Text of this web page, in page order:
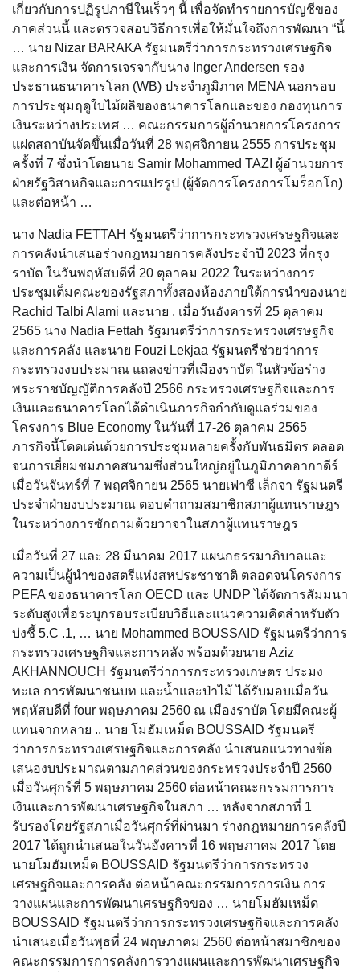
เกี่ยวกับการปฏิรูปภาษีในเร็วๆ นี้ เพื่อจัดทำรายการบัญชีของ
ภาคส่วนนี้ และตรวจสอบวิธีการเพื่อให้มั่นใจถึงการพัฒนา “นี้
… นาย Nizar BARAKA รัฐมนตรีว่าการกระทรวงเศรษฐกิจ
และการเงิน จัดการเจรจากับนาง Inger Andersen รอง
ประธานธนาคารโลก (WB) ประจำภูมิภาค MENA นอกรอบ
การประชุมฤดูใบไม้ผลิของธนาคารโลกและของ กองทุนการ
เงินระหว่างประเทศ … คณะกรรมการผู้อำนวยการโครงการ
แฝดสถาบันจัดขึ้นเมื่อวันที่ 28 พฤศจิกายน 2555 การประชุม
ครั้งที่ 7 ซึ่งนำโดยนาย Samir Mohammed TAZI ผู้อำนวยการ
ฝ่ายรัฐวิสาหกิจและการแปรรูป (ผู้จัดการโครงการโมร็อกโก)
และต่อหน้า …
นาง Nadia FETTAH รัฐมนตรีว่าการกระทรวงเศรษฐกิจและ
การคลังนำเสนอร่างกฎหมายการคลังประจำปี 2023 ที่กรุง
ราบัต ในวันพฤหัสบดีที่ 20 ตุลาคม 2022 ในระหว่างการ
ประชุมเต็มคณะของรัฐสภาทั้งสองห้องภายใต้การนำของนาย
Rachid Talbi Alami และนาย . เมื่อวันอังคารที่ 25 ตุลาคม
2565 นาง Nadia Fettah รัฐมนตรีว่าการกระทรวงเศรษฐกิจ
และการคลัง และนาย Fouzi Lekjaa รัฐมนตรีช่วยว่าการ
กระทรวงงบประมาณ แถลงข่าวที่เมืองราบัต ในหัวข้อร่าง
พระราชบัญญัติการคลังปี 2566 กระทรวงเศรษฐกิจและการ
เงินและธนาคารโลกได้ดำเนินภารกิจกำกับดูแลร่วมของ
โครงการ Blue Economy ในวันที่ 17-26 ตุลาคม 2565
ภารกิจนี้โดดเด่นด้วยการประชุมหลายครั้งกับพันธมิตร ตลอด
จนการเยี่ยมชมภาคสนามซึ่งส่วนใหญ่อยู่ในภูมิภาคอากาดีร์
เมื่อวันจันทร์ที่ 7 พฤศจิกายน 2565 นายเฟาซี เล็กจา รัฐมนตรี
ประจำฝ่ายงบประมาณ ตอบคำถามสมาชิกสภาผู้แทนราษฎร
ในระหว่างการซักถามด้วยวาจาในสภาผู้แทนราษฎร
เมื่อวันที่ 27 และ 28 มีนาคม 2017 แผนกธรรมาภิบาลและ
ความเป็นผู้นำของสตรีแห่งสหประชาชาติ ตลอดจนโครงการ
PEFA ของธนาคารโลก OECD และ UNDP ได้จัดการสัมมนา
ระดับสูงเพื่อระบุกรอบระเบียบวิธีและแนวความคิดสำหรับตัว
บ่งชี้ 5.C .1, … นาย Mohammed BOUSSAID รัฐมนตรีว่าการ
กระทรวงเศรษฐกิจและการคลัง พร้อมด้วยนาย Aziz
AKHANNOUCH รัฐมนตรีว่าการกระทรวงเกษตร ประมง
ทะเล การพัฒนาชนบท และน้ำและป่าไม้ ได้รับมอบเมื่อวัน
พฤหัสบดีที่ four พฤษภาคม 2560 ณ เมืองราบัต โดยมีคณะผู้
แทนจากหลาย .. นาย โมฮัมเหม็ด BOUSSAID รัฐมนตรี
ว่าการกระทรวงเศรษฐกิจและการคลัง นำเสนอแนวทางข้อ
เสนองบประมาณตามภาคส่วนของกระทรวงประจำปี 2560
เมื่อวันศุกร์ที่ 5 พฤษภาคม 2560 ต่อหน้าคณะกรรมการการ
เงินและการพัฒนาเศรษฐกิจในสภา … หลังจากสภาที่ 1
รับรองโดยรัฐสภาเมื่อวันศุกร์ที่ผ่านมา ร่างกฎหมายการคลังปี
2017 ได้ถูกนำเสนอในวันอังคารที่ 16 พฤษภาคม 2017 โดย
นายโมฮัมเหม็ด BOUSSAID รัฐมนตรีว่าการกระทรวง
เศรษฐกิจและการคลัง ต่อหน้าคณะกรรมการการเงิน การ
วางแผนและการพัฒนาเศรษฐกิจของ … นายโมฮัมเหม็ด
BOUSSAID รัฐมนตรีว่าการกระทรวงเศรษฐกิจและการคลัง
นำเสนอเมื่อวันพุธที่ 24 พฤษภาคม 2560 ต่อหน้าสมาชิกของ
คณะกรรมการการคลังการวางแผนและการพัฒนาเศรษฐกิจ